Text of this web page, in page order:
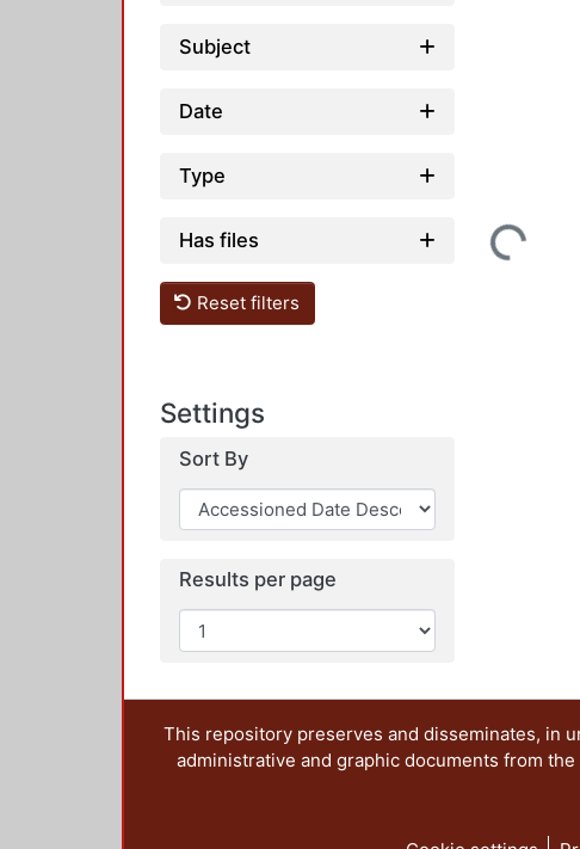
Subject
Date
Type
Has files
Reset filters
Settings
Sort By
Results per page
Loading...
This repository preserves and disseminates, in
administrative and graphic documents from